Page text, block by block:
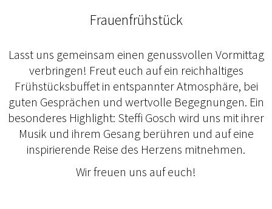
Frauenfrühstück
Lasst uns gemeinsam einen genussvollen Vormittag
verbringen! Freut euch auf ein reichhaltiges
Frühstücksbuffet in entspannter Atmosphäre, bei
guten Gesprächen und wertvolle Begegnungen. Ein
besonderes Highlight: Steffi Gosch wird uns mit ihrer
Musik und ihrem Gesang berühren und auf eine
inspirierende Reise des Herzens mitnehmen.
Wir freuen uns auf euch!